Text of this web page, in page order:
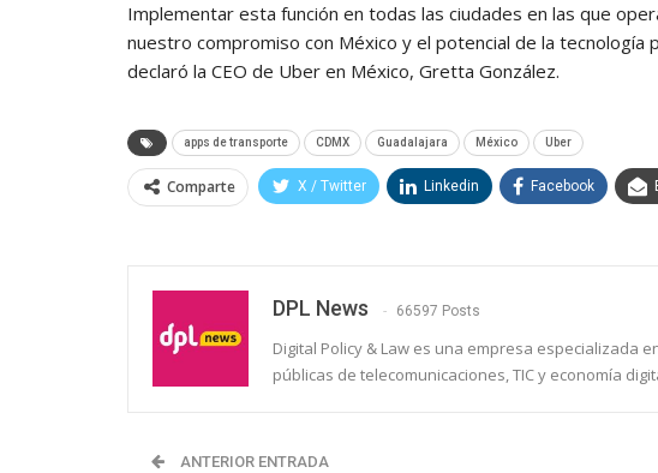
Implementar esta función en todas las ciudades en las que
nuestro compromiso con México y el potencial de la tecnología
declaró la CEO de Uber en México, Gretta González.
apps de transporte CDMX Guadalajara México Uber
Comparte X / Twitter Linkedin Facebook
DPL News 66597 Posts
Digital Policy & Law es una empresa especializada
públicas de telecomunicaciones, TIC y economía
ANTERIOR ENTRADA